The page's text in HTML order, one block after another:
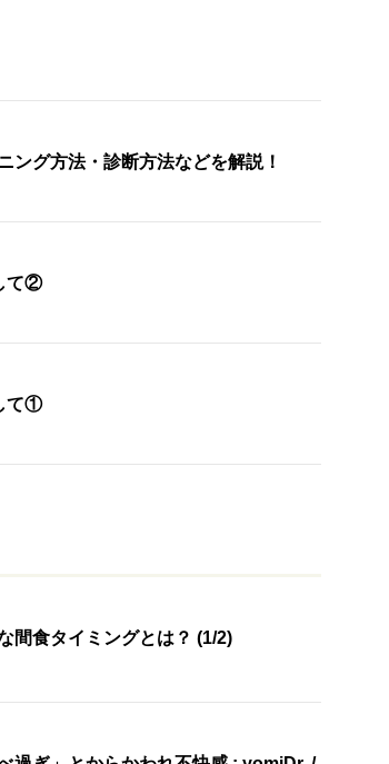
グ方法・診断方法などを解説！
て②
て①
間食タイミングとは？ (1/2)